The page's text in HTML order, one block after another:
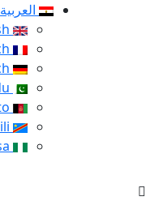
العربية